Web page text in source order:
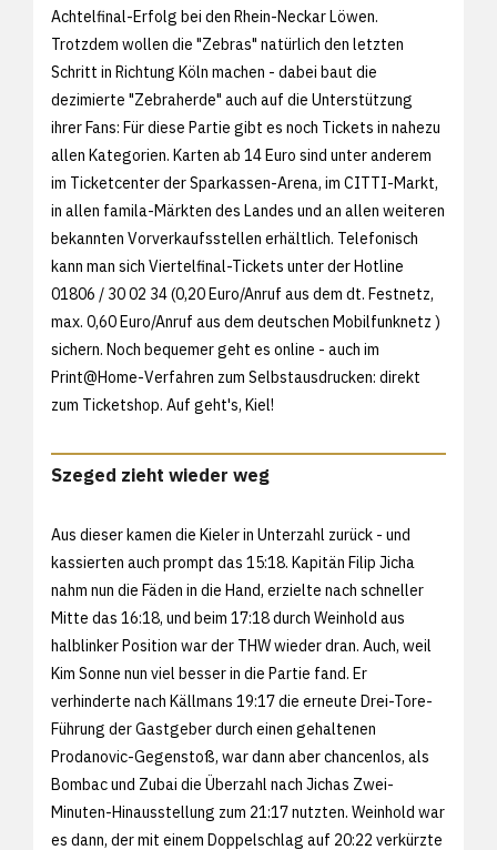
Achtelfinal-Erfolg bei den Rhein-Neckar Löwen.
Trotzdem wollen die "Zebras" natürlich den letzten
Schritt in Richtung Köln machen - dabei baut die
dezimierte "Zebraherde" auch auf die Unterstützung
ihrer Fans: Für diese Partie gibt es noch Tickets in nahezu
allen Kategorien. Karten ab 14 Euro sind unter anderem
im Ticketcenter der Sparkassen-Arena, im CITTI-Markt,
in allen famila-Märkten des Landes und an allen weiteren
bekannten Vorverkaufsstellen erhältlich. Telefonisch
kann man sich Viertelfinal-Tickets unter der Hotline
01806 / 30 02 34 (0,20 Euro/Anruf aus dem dt. Festnetz,
max. 0,60 Euro/Anruf aus dem deutschen Mobilfunknetz )
sichern. Noch bequemer geht es online - auch im
Print@Home-Verfahren zum Selbstausdrucken: direkt
zum Ticketshop. Auf geht's, Kiel!
Szeged zieht wieder weg
Aus dieser kamen die Kieler in Unterzahl zurück - und
kassierten auch prompt das 15:18. Kapitän Filip Jicha
nahm nun die Fäden in die Hand, erzielte nach schneller
Mitte das 16:18, und beim 17:18 durch Weinhold aus
halblinker Position war der THW wieder dran. Auch, weil
Kim Sonne nun viel besser in die Partie fand. Er
verhinderte nach Källmans 19:17 die erneute Drei-Tore-
Führung der Gastgeber durch einen gehaltenen
Prodanovic-Gegenstoß, war dann aber chancenlos, als
Bombac und Zubai die Überzahl nach Jichas Zwei-
Minuten-Hinausstellung zum 21:17 nutzten. Weinhold war
es dann, der mit einem Doppelschlag auf 20:22 verkürzte